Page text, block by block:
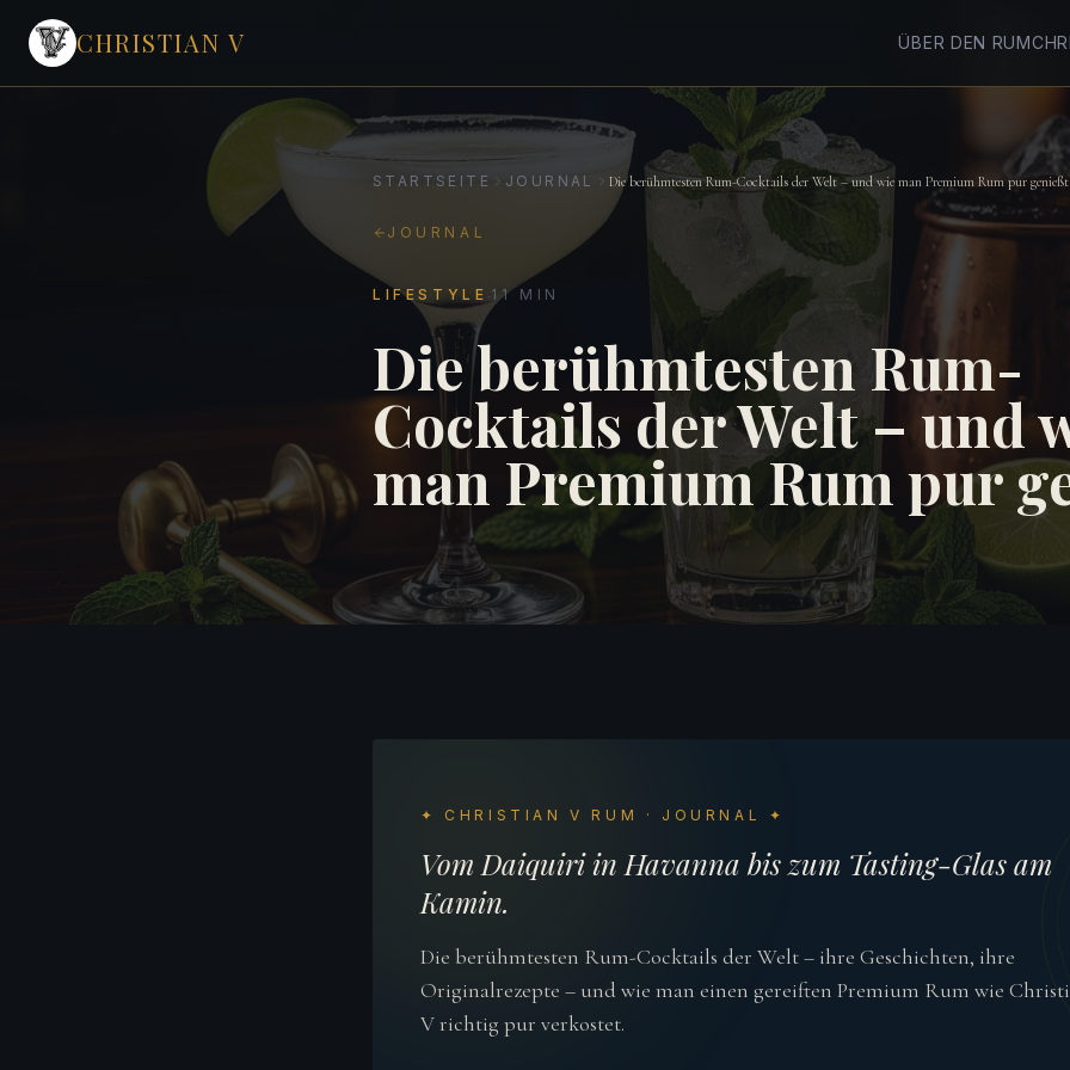
CHRISTIAN V ÜBER DEN RUM
STARTSEITE JOURNAL Die berühmtesten Rum-Cocktails der Welt – und wie man Premium Rum pur genießt
JOURNAL
LIFESTYLE ·11MIN
Die berühmtesten Rum-
Cocktails der Welt – und
man Premium Rum pur
✦ CHRISTIAN V RUM · JOURNAL ✦
Vom Daiquiri in Havanna bis zum Tasting-Glas am
Kamin.
Die berühmtesten Rum-Cocktails der Welt – ihre Geschichten, ihre
Originalrezepte – und wie man einen gereiften Premium Rum wie
V richtig pur verkostet.